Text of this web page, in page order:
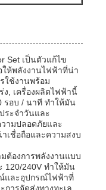
Set เป็นตัวแก้ไข
ให้พลังงานไฟฟ้าที่น่า
ใช้งานพร้อม
ง, เครื่องผลิตไฟฟ้านี้
รอบ / นาที ทําให้มัน
ระจําวันและ
ามปลอดภัยและ
เชื่อถือและความสงบ
ต้องการพลังงานแบบ
120/240V ทําให้มัน
และอุปกรณ์ไฟฟ้าที่
ารจัดส่งทางทะเล